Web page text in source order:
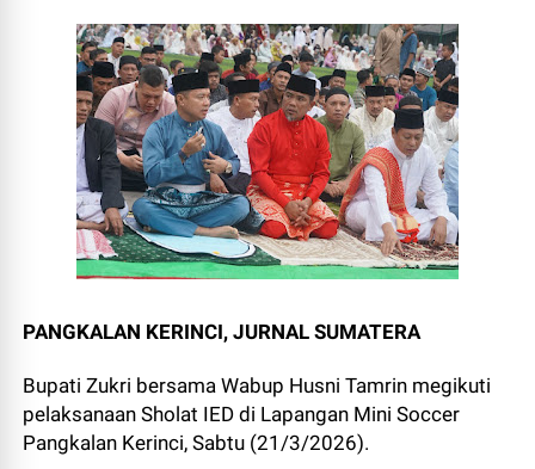
PANGKALAN KERINCI, JURNAL SUMATERA
Bupati Zukri bersama Wabup Husni Tamrin megikuti
pelaksanaan Sholat IED di Lapangan Mini Soccer
Pangkalan Kerinci, Sabtu (21/3/2026).